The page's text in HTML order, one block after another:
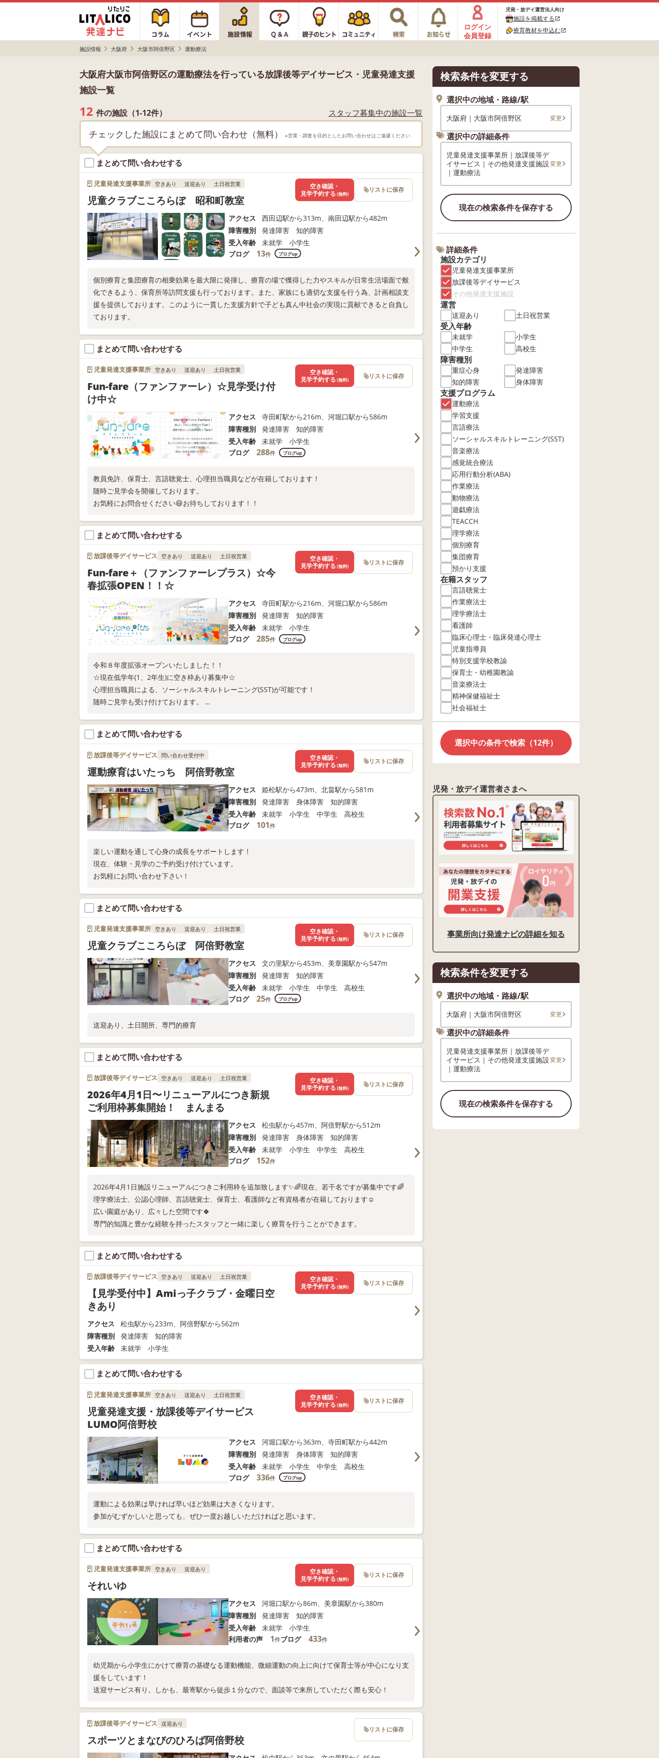
ログイン
会員登録
児発・放デイ運営法人向け
施設を掲載するopen_in_new
療育教材を申込むopen_in_new
施設情報 大阪府 大阪市阿倍野区 運動療法
大阪府大阪市阿倍野区の運動療法を行っている放課後等デイサービス・児童発達支援
施設一覧
12 件の施設（1-12件） スタッフ募集中の施設一覧
チェックした施設にまとめて問い合わせ（無料） ※営業・調査を目的としたお問い合わせはご遠慮ください
まとめて問い合わせする
児童発達支援事業所 空きあり 送迎あり 土日祝営業
児童クラブこころらぼ 昭和町教室
アクセス
西田辺駅から313m、南田辺駅から482m
障害種別
発達障害 知的障害
受入年齢
未就学 小学生
ブログ
13件 ブログup
個別療育と集団療育の相乗効果を最大限に発揮し、療育の場で獲得した力やスキルが日常生活場面で般
化できるよう、保育所等訪問支援も行っております。また、家族にも適切な支援を行う為、計画相談支
援を提供しております。このように一貫した支援方針で子ども真ん中社会の実現に貢献できると自負し
ております。
空き確認・
見学予約する (無料) リストに保存
まとめて問い合わせする
児童発達支援事業所 空きあり 送迎あり 土日祝営業
Fun-fare（ファンファーレ）☆見学受け付
け中☆
アクセス
寺田町駅から216m、河堀口駅から586m
障害種別
発達障害 知的障害
受入年齢
未就学 小学生
ブログ
288件 ブログup
教員免許、保育士、言語聴覚士、心理担当職員などが在籍しております！
随時ご見学会を開催しております。
お気軽にお問合せください😄お待ちしております！！
空き確認・
見学予約する (無料) リストに保存
まとめて問い合わせする
放課後等デイサービス 空きあり 送迎あり 土日祝営業
Fun-fare＋（ファンファーレプラス）☆今
春拡張OPEN！！☆
アクセス
寺田町駅から216m、河堀口駅から586m
障害種別
発達障害 知的障害
受入年齢
未就学 小学生
ブログ
285件 ブログup
令和８年度拡張オープンいたしました！！
☆現在低学年(1、2年生)に空き枠あり募集中☆
心理担当職員による、ソーシャルスキルトレーニング(SST)が可能です！
随時ご見学も受け付けております。
空き確認・
見学予約する (無料) リストに保存
まとめて問い合わせする
放課後等デイサービス 問い合わせ受付中
運動療育はいたっち 阿倍野教室
アクセス
姫松駅から473m、北畠駅から581m
障害種別
発達障害 身体障害 知的障害
受入年齢
未就学 小学生 中学生 高校生
ブログ
101件
楽しい運動を通して心身の成長をサポートします！
現在、体験・見学のご予約受け付けています。
お気軽にお問い合わせ下さい！
空き確認・
見学予約する (無料) リストに保存
まとめて問い合わせする
児童発達支援事業所 空きあり 送迎あり 土日祝営業
児童クラブこころらぼ 阿倍野教室
アクセス
文の里駅から453m、美章園駅から547m
障害種別
発達障害 知的障害
受入年齢
未就学 小学生 中学生 高校生
ブログ
25件 ブログup
送迎あり、土日開所、専門的療育
空き確認・
見学予約する (無料) リストに保存
まとめて問い合わせする
放課後等デイサービス 空きあり 送迎あり 土日祝営業
2026年4月1日〜リニューアルにつき新規
ご利用枠募集開始！ まんまる
アクセス
松虫駅から457m、阿倍野駅から512m
障害種別
発達障害 身体障害 知的障害
受入年齢
未就学 小学生 中学生 高校生
ブログ
152件
2026年4月1日施設リニューアルにつきご利用枠を追加致します✨🌈現在、若干名ですが募集中です🌈
理学療法士、公認心理師、言語聴覚士、保育士、看護師など有資格者が在籍しております☺️
広い園庭があり、広々した空間です🍀
専門的知識と豊かな経験を持ったスタッフと一緒に楽しく療育を行うことができます。
空き確認・
見学予約する (無料) リストに保存
まとめて問い合わせする
放課後等デイサービス 空きあり 送迎あり 土日祝営業
【見学受付中】Amiっ子クラブ・金曜日空
きあり
アクセス
松虫駅から233m、阿倍野駅から562m
障害種別
発達障害 知的障害
受入年齢
未就学 小学生
空き確認・
見学予約する (無料) リストに保存
まとめて問い合わせする
児童発達支援事業所 空きあり 送迎あり 土日祝営業
児童発達支援・放課後等デイサービス
LUMO阿倍野校
アクセス
河堀口駅から363m、寺田町駅から442m
障害種別
発達障害 身体障害 知的障害
受入年齢
未就学 小学生 中学生 高校生
ブログ
336件 ブログup
運動による効果は早ければ早いほど効果は大きくなります。
参加がむずかしいと思っても、ぜひ一度お越しいただければと思います。
空き確認・
見学予約する (無料) リストに保存
まとめて問い合わせする
児童発達支援事業所 空きあり 送迎あり
それいゆ
アクセス
河堀口駅から86m、美章園駅から380m
障害種別
発達障害 知的障害
受入年齢
未就学 小学生
利用者の声
1件ブログ 433件
幼児期から小学生にかけて療育の基礎なる運動機能、微細運動の向上に向けて保育士等が中心になり支
援をしています！
送迎サービス有り。しかも、最寄駅から徒歩１分なので、面談等で来所していただく際も安心！
空き確認・
見学予約する (無料) リストに保存
放課後等デイサービス 送迎あり
スポーツとまなびのひろば阿倍野校
リストに保存
検索条件を変更する
選択中の地域・路線/駅
大阪府｜大阪市阿倍野区 変更
選択中の詳細条件
児童発達支援事業所｜放課後等デ
イサービス｜その他発達支援施設
｜運動療法
変更
現在の検索条件を保存する
詳細条件
施設カテゴリ
児童発達支援事業所
放課後等デイサービス
その他発達支援施設
運営
送迎あり 土日祝営業
受入年齢
未就学
小学生
中学生
高校生
障害種別
重症心身
発達障害
知的障害
身体障害
支援プログラム
運動療法
学習支援
言語療法
ソーシャルスキルトレーニング(SST)
音楽療法
感覚統合療法
応用行動分析(ABA)
作業療法
動物療法
遊戯療法
TEACCH
理学療法
個別療育
集団療育
預かり支援
在籍スタッフ
言語聴覚士
作業療法士
理学療法士
看護師
臨床心理士・臨床発達心理士
児童指導員
特別支援学校教諭
保育士・幼稚園教諭
音楽療法士
精神保健福祉士
社会福祉士
選択中の条件で検索（12件）
児発・放デイ運営者さまへ
事業所向け発達ナビの詳細を知る
検索条件を変更する
選択中の地域・路線/駅
大阪府｜大阪市阿倍野区 変更
選択中の詳細条件
児童発達支援事業所｜放課後等デ
イサービス｜その他発達支援施設
｜運動療法
変更
現在の検索条件を保存する